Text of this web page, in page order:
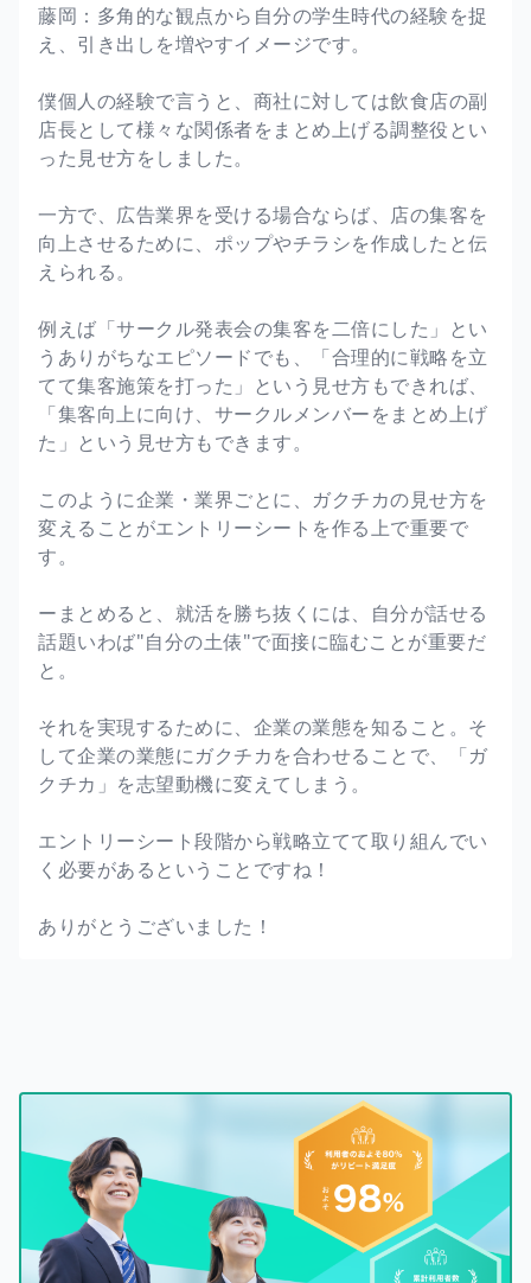
藤岡：多角的な観点から自分の学生時代の経験を捉
え、引き出しを増やすイメージです。
僕個人の経験で言うと、商社に対しては飲食店の副
店長として様々な関係者をまとめ上げる調整役とい
った見せ方をしました。
一方で、広告業界を受ける場合ならば、店の集客を
向上させるために、ポップやチラシを作成したと伝
えられる。
例えば「サークル発表会の集客を二倍にした」とい
うありがちなエピソードでも、「合理的に戦略を立
てて集客施策を打った」という見せ方もできれば、
「集客向上に向け、サークルメンバーをまとめ上げ
た」という見せ方もできます。
このように企業・業界ごとに、ガクチカの見せ方を
変えることがエントリーシートを作る上で重要で
す。
ーまとめると、就活を勝ち抜くには、自分が話せる
話題いわば"自分の土俵"で面接に臨むことが重要だ
と。
それを実現するために、企業の業態を知ること。そ
して企業の業態にガクチカを合わせることで、「ガ
クチカ」を志望動機に変えてしまう。
エントリーシート段階から戦略立てて取り組んでい
く必要があるということですね！
ありがとうございました！